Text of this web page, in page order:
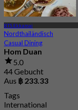
BTS Ekkamai
Nordthailändisch
Casual Dining
Hom Duan
5.0
44 Gebucht
Aus ฿ 233.33
Tags
International